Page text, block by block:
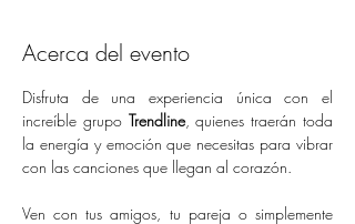
Acerca del evento
Disfruta de una experiencia única con el
increíble grupo Trendline, quienes traerán toda
la energía y emoción que necesitas para vibrar
con las canciones que llegan al corazón.
Ven con tus amigos, tu pareja o simplemente